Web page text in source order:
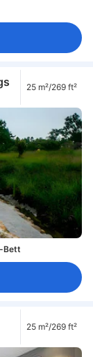
25 m²/269 ft²
Bett
25 m²/269 ft²